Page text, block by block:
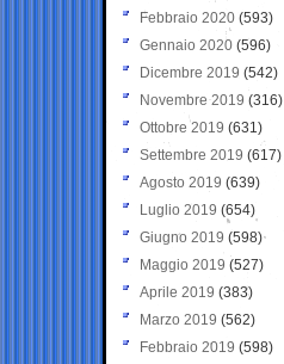
Febbraio 2020 (593)
Gennaio 2020 (596)
Dicembre 2019 (542)
Novembre 2019 (316)
Ottobre 2019 (631)
Settembre 2019 (617)
Agosto 2019 (639)
Luglio 2019 (654)
Giugno 2019 (598)
Maggio 2019 (527)
Aprile 2019 (383)
Marzo 2019 (562)
Febbraio 2019 (598)